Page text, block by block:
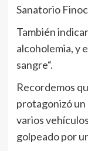
Sanatorio
También
alcoholemia, y
sangre“.
Recordemos
protagonizó
varios
golpeado por